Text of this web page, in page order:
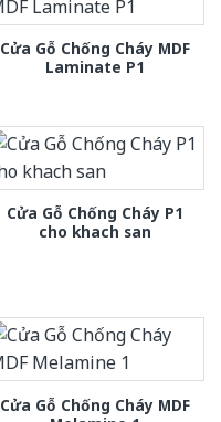
Cửa Gỗ Chống Cháy MDF
Laminate P1
Cửa Gỗ Chống Cháy P1
cho khach san
Cửa Gỗ Chống Cháy MDF